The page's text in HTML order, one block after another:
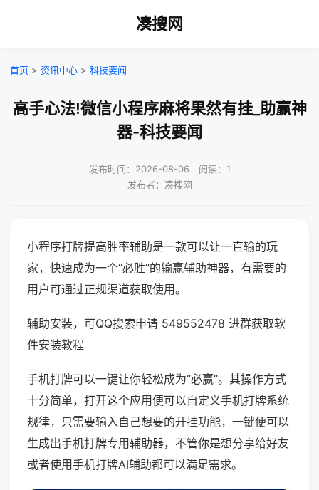
凑搜网
首页 > 资讯中心 > 科技要闻
高手心法!微信小程序麻将果然有挂_助赢神
器-科技要闻
发布时间：2026-08-06｜阅读：1
发布者：凑搜网
小程序打牌提高胜率辅助是一款可以让一直输的玩
家，快速成为一个“必胜”的输赢辅助神器，有需要的
用户可通过正规渠道获取使用。
辅助安装，可QQ搜索申请 549552478 进群获取软
件安装教程
手机打牌可以一键让你轻松成为“必赢”。其操作方式
十分简单，打开这个应用便可以自定义手机打牌系统
规律，只需要输入自己想要的开挂功能，一键便可以
生成出手机打牌专用辅助器，不管你是想分享给好友
或者使用手机打牌AI辅助都可以满足需求。